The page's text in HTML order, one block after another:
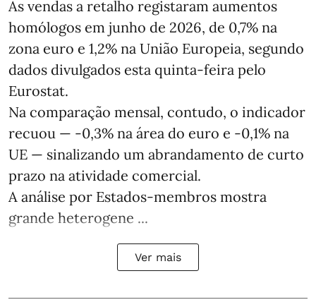
As vendas a retalho registaram aumentos
homólogos em junho de 2026, de 0,7% na
zona euro e 1,2% na União Europeia, segundo
dados divulgados esta quinta-feira pelo
Eurostat.
Na comparação mensal, contudo, o indicador
recuou — -0,3% na área do euro e -0,1% na
UE — sinalizando um abrandamento de curto
prazo na atividade comercial.
A análise por Estados‑membros mostra
grande heterogene ...
Ver mais